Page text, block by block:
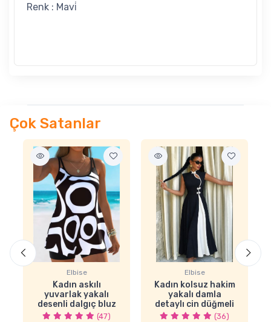
Renk : Mavi̇
Çok Satanlar
Elbise
Kadın askılı
yuvarlak yakalı
desenli dalgıç bluz
ve tayt ikili takım
(47)
Elbise
Kadın kolsuz hakim
yakalı damla
detaylı cin düğmeli
uzun janjan krep
(36)